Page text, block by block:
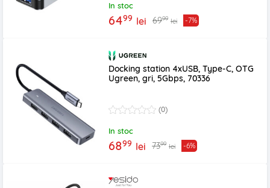
In stoc
6499 lei 6999 lei -7%
Docking station 4xUSB, Type-C, OTG
Ugreen, gri, 5Gbps, 70336
(0)
In stoc
6899 lei 7399 lei -6%